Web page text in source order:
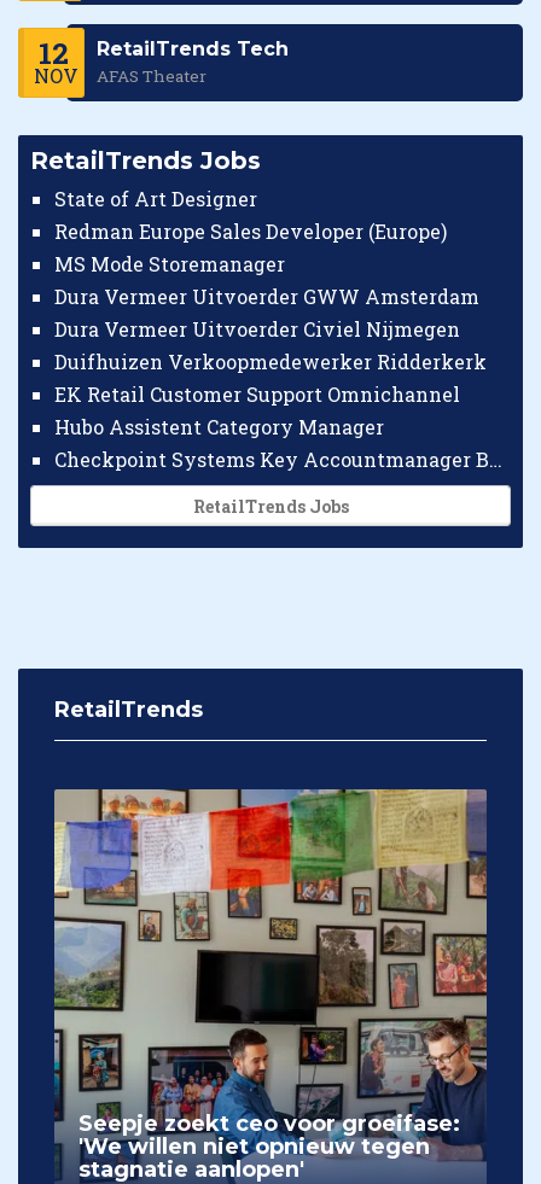
12
NOV
RetailTrends Tech
AFAS Theater
RetailTrends Jobs
State of Art Designer
Redman Europe Sales Developer (Europe)
MS Mode Storemanager
Dura Vermeer Uitvoerder GWW Amsterdam
Dura Vermeer Uitvoerder Civiel Nijmegen
Duifhuizen Verkoopmedewerker Ridderkerk
EK Retail Customer Support Omnichannel
Hubo Assistent Category Manager
Checkpoint Systems Key Accountmanager Benelux
RetailTrends Jobs
RetailTrends
Seepje zoekt ceo voor groeifase:
'We willen niet opnieuw tegen
stagnatie aanlopen'